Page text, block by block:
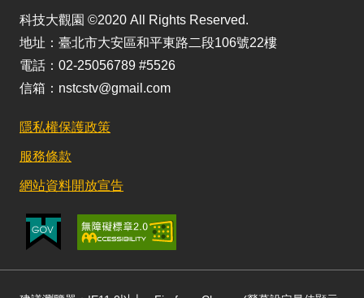
科技大觀園 ©2020 All Rights Reserved.
地址：臺北市大安區和平東路二段106號22樓
電話：02-25056789 #5526
信箱：nstcstv@gmail.com
隱私權保護政策
服務條款
網站資料開放宣告